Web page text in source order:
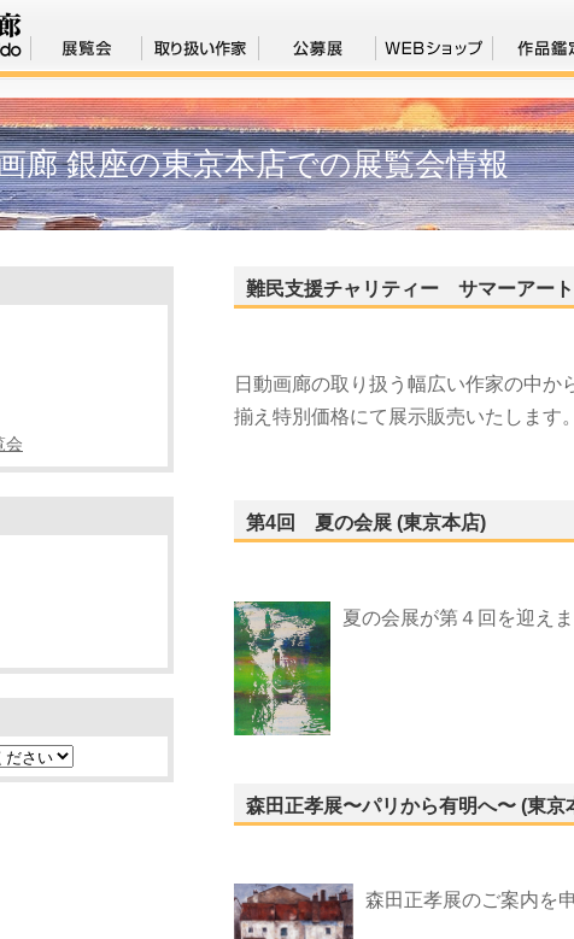
廊 銀座の東京本店での展覧会情報
難民支援チャリティー サマーアー
日動画廊の取り扱う幅広い作家の中か
揃え特別価格にて展示販売いたします。
第4回 夏の会展 (東京本店)
夏の会展が第４回を迎えま
森田正孝展〜パリから有明へ〜 (東京
森田正孝展のご案内を
会